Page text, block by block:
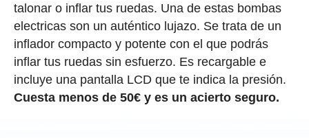
talonar o inflar tus ruedas. Una de estas bombas
electricas son un auténtico lujazo. Se trata de un
inflador compacto y potente con el que podrás
inflar tus ruedas sin esfuerzo. Es recargable e
incluye una pantalla LCD que te indica la presión.
Cuesta menos de 50€ y es un acierto seguro.